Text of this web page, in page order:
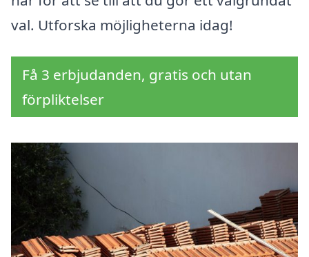
val. Utforska möjligheterna idag!
Få 3 erbjudanden, gratis och utan
förpliktelser